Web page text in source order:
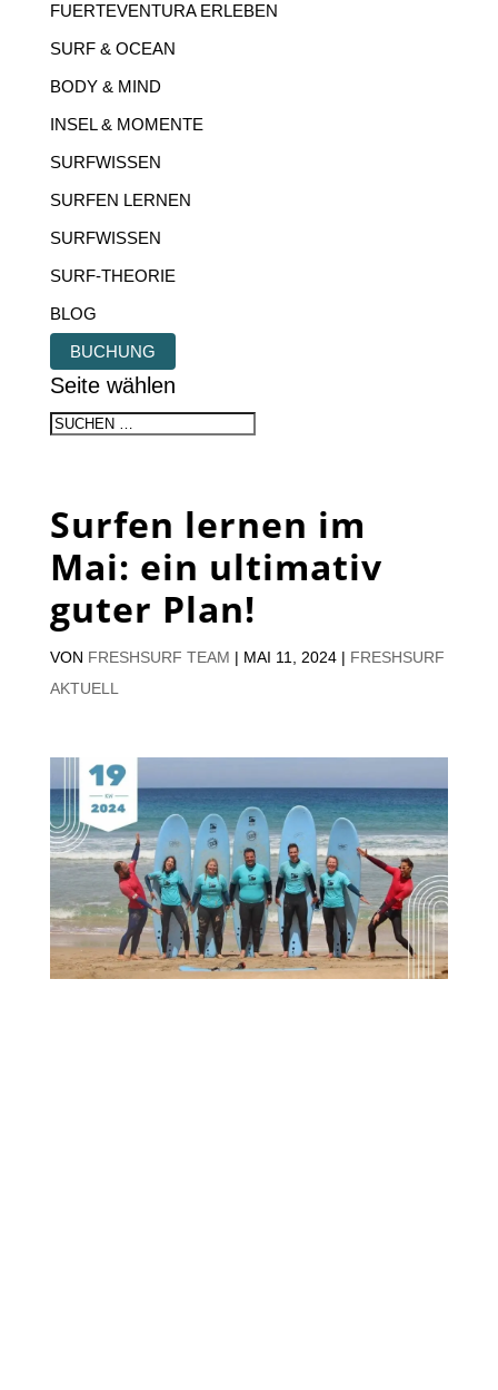
FUERTEVENTURA ERLEBEN
SURF & OCEAN
BODY & MIND
INSEL & MOMENTE
SURFWISSEN
SURFEN LERNEN
SURFWISSEN
SURF-THEORIE
BLOG
BUCHUNG
Seite wählen
Surfen lernen im
Mai: ein ultimativ
guter Plan!
VON FRESHSURF TEAM | MAI 11, 2024| FRESHSURF
AKTUELL